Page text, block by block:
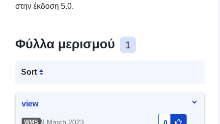
στην έκδοση 5.0.
Φύλλα μερισμού 1
Sort
view
WMS 9 March 2023